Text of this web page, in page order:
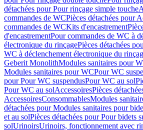
détachées pour Pour rinçage simple touche
commandes de WCPièces détachées pour
commandes de WCKits d'encastrement
d'encastrementPour commandes de WC à
électronique du rinçagePièces détachées
WC à déclenchement électronique du
Geberit MonolithModules sanitaires pour
Modules sanitaires pour WCPour WC
pour Pour WC suspendusPour WC au sol
Pour WC au solAccessoiresPièces
AccessoiresConsommablesModules
détachées pour Modules sanitaires pour
et au solPièces détachées pour Pour bidets
solUrinoirsUrinoirs, fonctionnement avec